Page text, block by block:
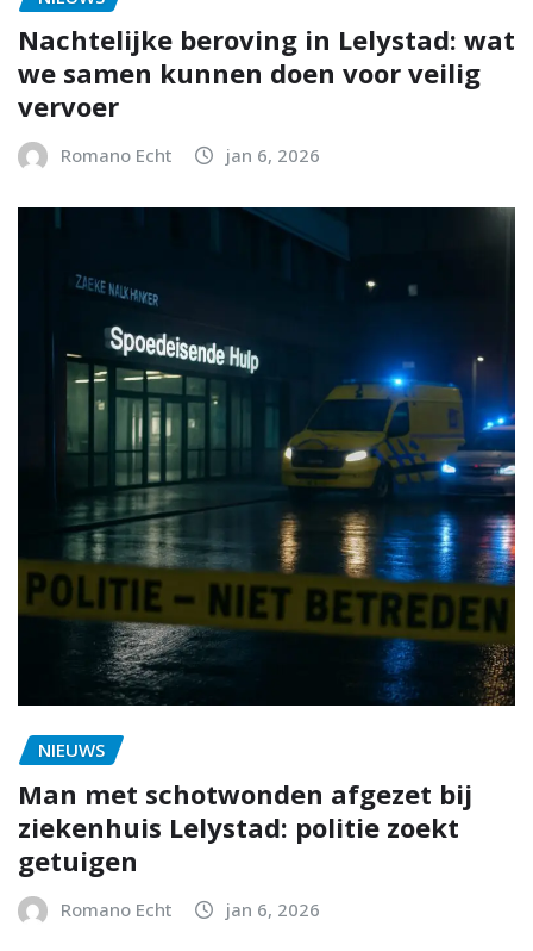
Nachtelijke beroving in Lelystad: wat
we samen kunnen doen voor veilig
vervoer
Romano Echt jan 6, 2026
NIEUWS
Man met schotwonden afgezet bij
ziekenhuis Lelystad: politie zoekt
getuigen
Romano Echt jan 6, 2026